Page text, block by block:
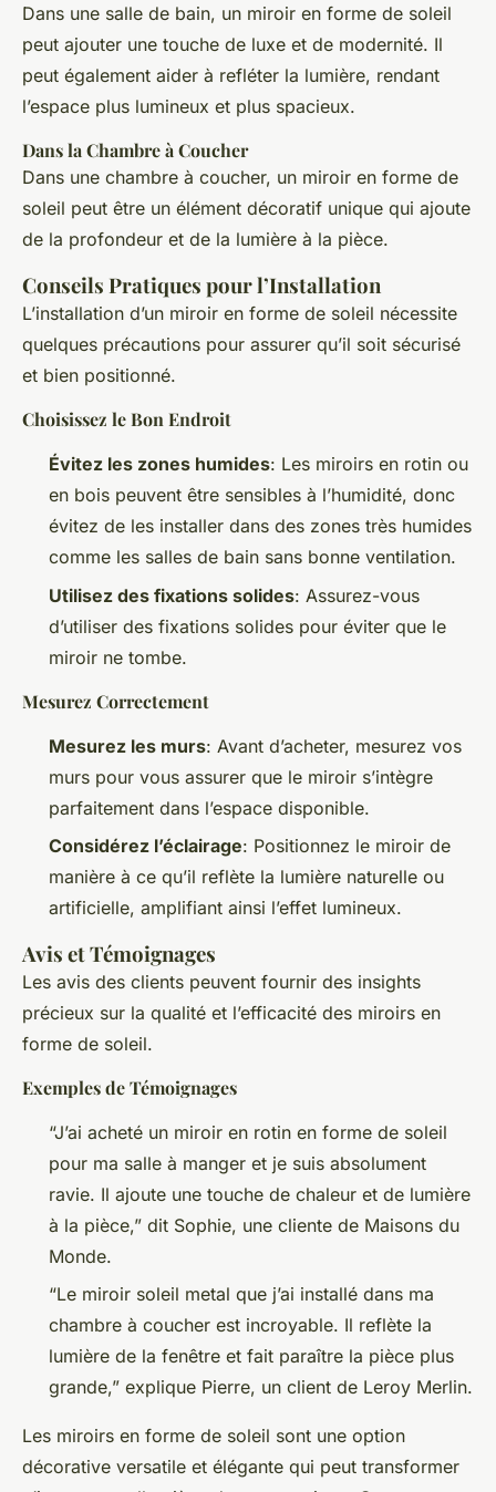
Dans une salle de bain, un miroir en forme de soleil
peut ajouter une touche de luxe et de modernité. Il
peut également aider à refléter la lumière, rendant
l’espace plus lumineux et plus spacieux.
Dans la Chambre à Coucher
Dans une chambre à coucher, un miroir en forme de
soleil peut être un élément décoratif unique qui ajoute
de la profondeur et de la lumière à la pièce.
Conseils Pratiques pour l’Installation
L’installation d’un miroir en forme de soleil nécessite
quelques précautions pour assurer qu’il soit sécurisé
et bien positionné.
Choisissez le Bon Endroit
Évitez les zones humides: Les miroirs en rotin ou
en bois peuvent être sensibles à l’humidité, donc
évitez de les installer dans des zones très humides
comme les salles de bain sans bonne ventilation.
Utilisez des fixations solides: Assurez-vous
d’utiliser des fixations solides pour éviter que le
miroir ne tombe.
Mesurez Correctement
Mesurez les murs: Avant d’acheter, mesurez vos
murs pour vous assurer que le miroir s’intègre
parfaitement dans l’espace disponible.
Considérez l’éclairage: Positionnez le miroir de
manière à ce qu’il reflète la lumière naturelle ou
artificielle, amplifiant ainsi l’effet lumineux.
Avis et Témoignages
Les avis des clients peuvent fournir des insights
précieux sur la qualité et l’efficacité des miroirs en
forme de soleil.
Exemples de Témoignages
“J’ai acheté un miroir en rotin en forme de soleil
pour ma salle à manger et je suis absolument
ravie. Il ajoute une touche de chaleur et de lumière
à la pièce,” dit Sophie, une cliente de Maisons du
Monde.
“Le miroir soleil metal que j’ai installé dans ma
chambre à coucher est incroyable. Il reflète la
lumière de la fenêtre et fait paraître la pièce plus
grande,” explique Pierre, un client de Leroy Merlin.
Les miroirs en forme de soleil sont une option
décorative versatile et élégante qui peut transformer